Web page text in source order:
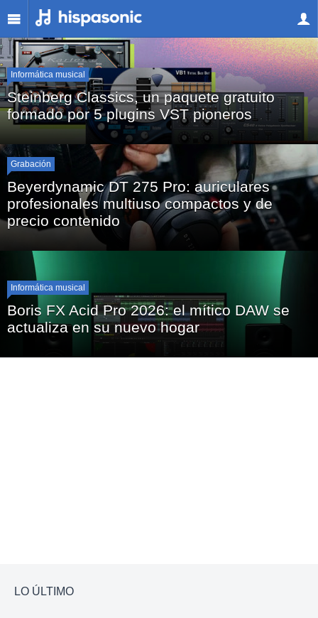
Informática musical
Steinberg Classics, un paquete gratuito
formado por 5 plugins VST pioneros
Vuelve a los 90 con Steinberg Classics, un paquete gratuito que
reúne cinco plug...
Grabación
Beyerdynamic DT 275 Pro: auriculares
profesionales multiuso compactos y de
precio contenido
Beyerdynamic presenta los DT 275 Pro, unos auriculares de
monitorización supraau...
Informática musical
Boris FX Acid Pro 2026: el mítico DAW se
actualiza en su nuevo hogar
Boris FX estrena Acid Pro 2026, la primera versión del legendario
LO ÚLTIMO